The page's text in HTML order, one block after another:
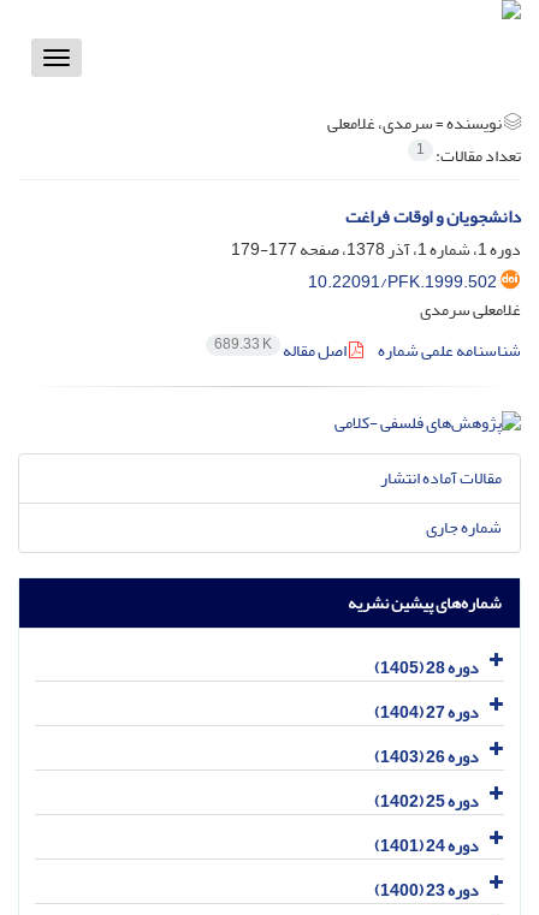
Toggle
نویسنده =سرمدی، غلامعلی
تعداد مقالات: 1
دانشجویان و اوقات فراغت
دوره 1، شماره 1، آذر 1378، صفحه
177-179
10.22091/PFK.1999.502
غلامعلی سرمدی
شناسنامه علمی شماره
اصل مقاله 689.33 K
مقالات آماده انتشار
شماره جاری
شماره‌های پیشین نشریه
دوره 28 (1405)
دوره 27 (1404)
دوره 26 (1403)
دوره 25 (1402)
دوره 24 (1401)
دوره 23 (1400)